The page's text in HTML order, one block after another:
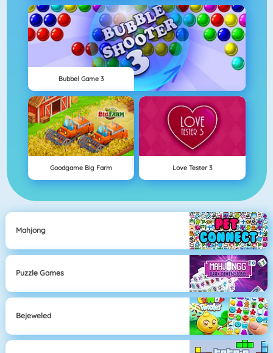
Bubbel Game 3
Goodgame Big Farm Love Tester 3
Mahjong
Puzzle Games
Bejeweled